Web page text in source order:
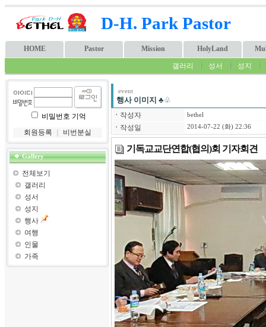
D-H. Park Pastor
HOME Pastor Mission HolyLand
갤러리 성서 성지
비밀번호 기억
회원등록
비번분실
Gallery
전체보기
갤러리
성서
성지
행사
여행
인물
가족
event
행사 이미지 ♣♧
ㆍ 작성자 bethel
ㆍ 작성일 2014-07-22 (화) 22:36
기독교교단연합(협의)회 기자회견